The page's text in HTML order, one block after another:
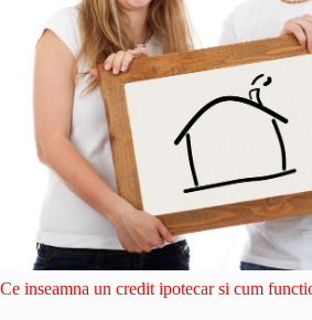
Ce inseamna un credit ipotecar si cum